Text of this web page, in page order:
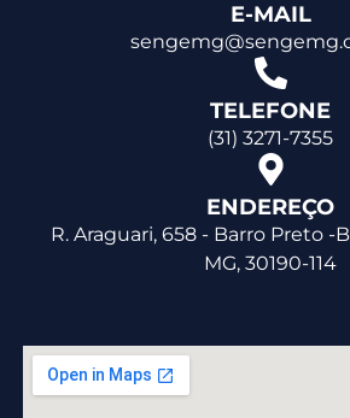
E-MAIL
TELEFONE
(31) 3271-7355
ENDEREÇO
R. Araguari, 658 - Barro Preto -
MG, 30190-114